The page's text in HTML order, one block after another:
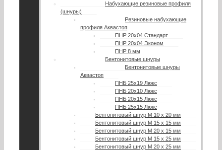
Набухающие резиновые профиля
(шнуры)
Резиновые набухающие
профиля Аквастоп
ПНР 20х04 Стандарт
ПНР 20х04 Эконом
ПНР 8 мм
Бентонитовые шнуры
Бентонитовые шнуры
Аквастоп
ПНБ 25х19 Люкс
ПНБ 20х10 Люкс
ПНБ 20х15 Люкс
ПНБ 25х15 Люкс
Бентонитовый шнур М 10 х 20 мм
Бентонитовый шнур М 15 х 15 мм
Бентонитовый шнур М 20 х 15 мм
Бентонитовый шнур М 15 х 25 мм
Бентонитовый шнур М 20 х 25 мм